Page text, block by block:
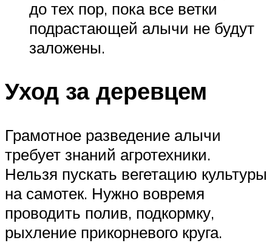
до тех пор, пока все ветки
подрастающей алычи не будут
заложены.
Уход за деревцем
Грамотное разведение алычи
требует знаний агротехники.
Нельзя пускать вегетацию культуры
на самотек. Нужно вовремя
проводить полив, подкормку,
рыхление прикорневого круга.